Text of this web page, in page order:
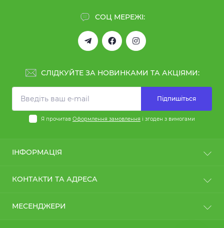
СОЦ МЕРЕЖІ:
СЛІДКУЙТЕ ЗА НОВИНКАМИ ТА АКЦІЯМИ:
Підпишіться
Я прочитав Оформлення замовлення і згоден з вимогами
ІНФОРМАЦІЯ
Про компанію
Оплата та доставка
КОНТАКТИ ТА АДРЕСА
МЕСЕНДЖЕРИ